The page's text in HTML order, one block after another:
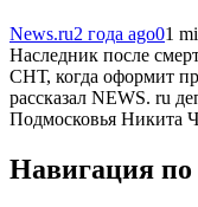
News.ru2 года ago01
Наследник после
СНТ, когда оформит
рассказал NEWS. ru
Подмосковья Никита
Навигация по